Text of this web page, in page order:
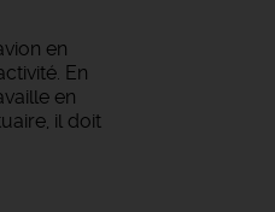
en
En
en
il doit